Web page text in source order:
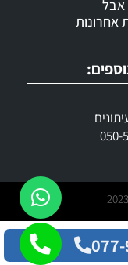
אבל
אחרונות